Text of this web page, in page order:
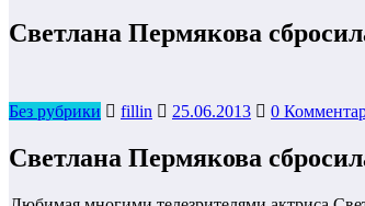
Светлана Пермякова
Без рубрики fillin 25.06.2013 0
Светлана Пермякова